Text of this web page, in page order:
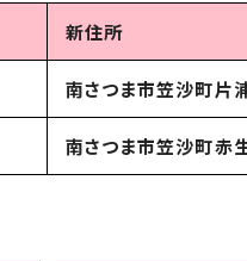
新住所
南さつま市笠沙町
南さつま市笠沙町